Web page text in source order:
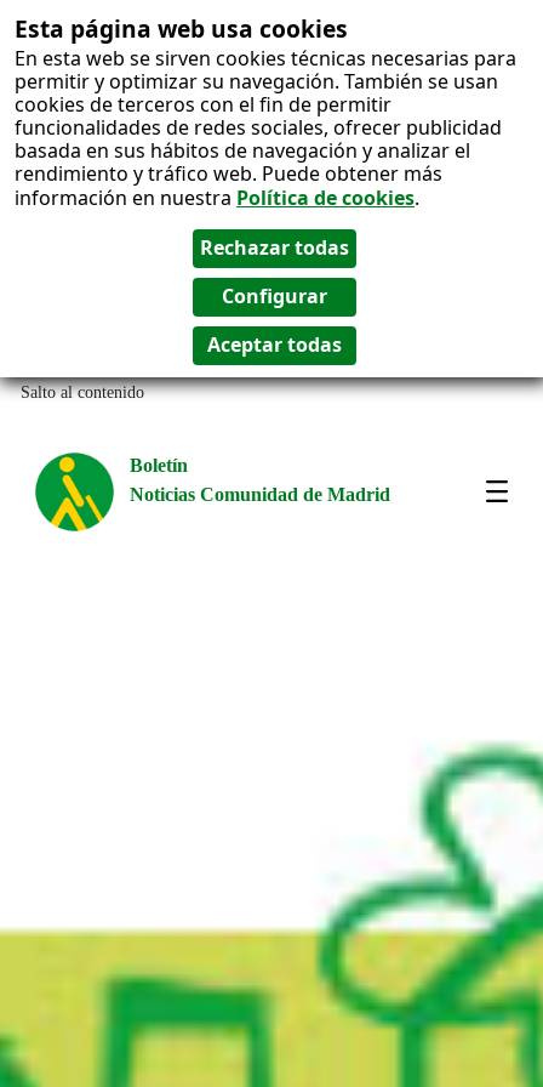
Esta página web usa cookies
En esta web se sirven cookies técnicas necesarias para
permitir y optimizar su navegación. También se usan
cookies de terceros con el fin de permitir
funcionalidades de redes sociales, ofrecer publicidad
basada en sus hábitos de navegación y analizar el
rendimiento y tráfico web. Puede obtener más
información en nuestra Política de cookies.
Salto al contenido
Boletín
Noticias Comunidad de Madrid